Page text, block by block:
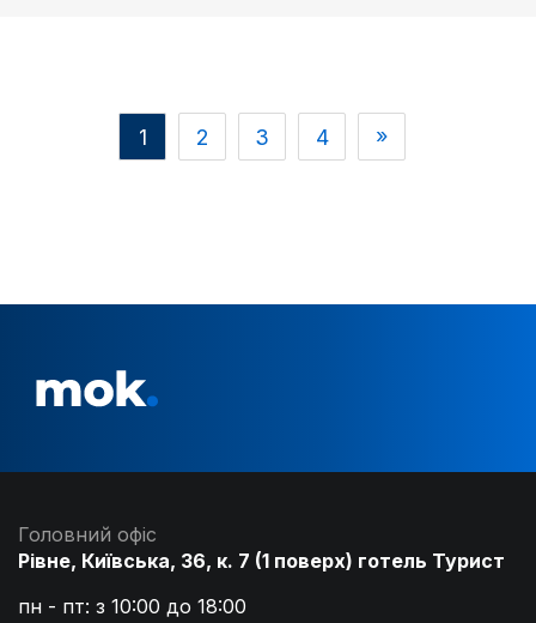
1 2 3 4
Головний офіс
Рівне, Київська, 36, к. 7 (1 поверх) готель Турист
пн - пт: з 10:00 до 18:00